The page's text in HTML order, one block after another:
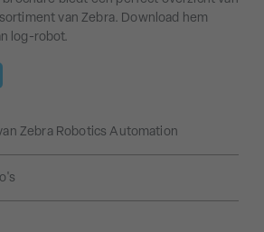
van Zebra. Download hem
log-robot.
Zebra Robotics Automation